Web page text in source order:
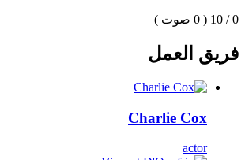
0 / 10 ( 0 صوت )
فريق العمل
Charlie Cox
actor